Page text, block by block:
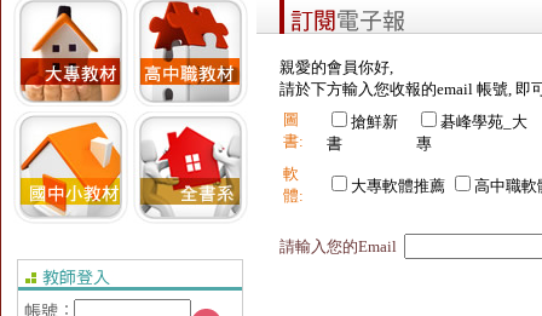
親愛的會員你好,
請於下方輸入您收報的email 帳號, 即
圖
書:
搶鮮新
書
碁峰學苑_大
專
軟
體:
大專軟體推薦 高中職軟
請輸入您的Email